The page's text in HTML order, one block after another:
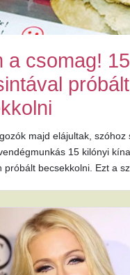
a csomag!
próbált
majd elájultak, szóhoz
15 kilónyi
próbált becsekkolni. Ezt a